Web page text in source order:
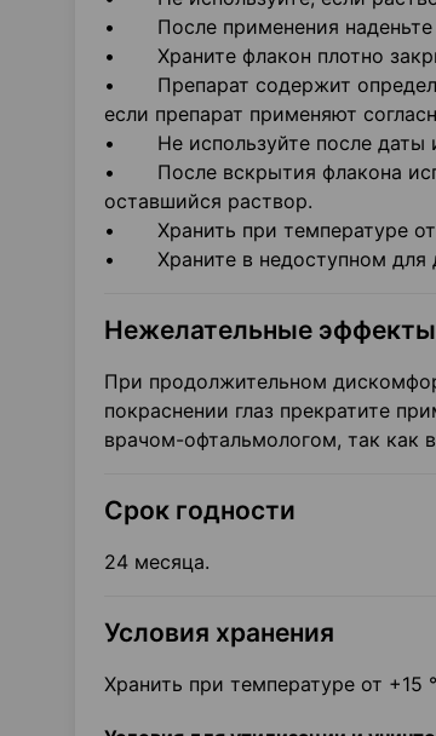
• После применения наденьте
• Храните флакон плотно
• Препарат содержит
если препарат применяют
• Не используйте после даты
• После вскрытия флакона
оставшийся раствор.
• Хранить при температуре от
• Храните в недоступном для
Нежелательные эффекты
При продолжительном
покраснении глаз прекратите
врачом-офтальмологом, так как
Срок годности
24 месяца.
Условия хранения
Хранить при температуре от +15